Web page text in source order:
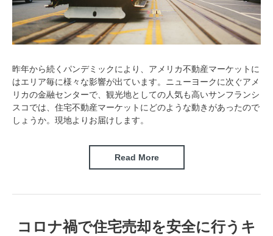
昨年から続くパンデミックにより、アメリカ不動産マーケットに
はエリア毎に様々な影響が出ています。ニューヨークに次ぐアメ
リカの金融センターで、観光地としての人気も高いサンフランシ
スコでは、住宅不動産マーケットにどのような動きがあったので
しょうか。現地よりお届けします。
Read More
コロナ禍で住宅売却を安全に行うキ